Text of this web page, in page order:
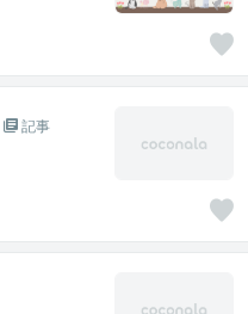
記事